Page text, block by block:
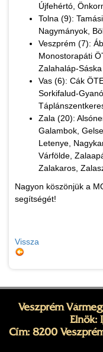
Újfehértó,
Tolna (9):
Nagymányok,
Veszprém (7):
Monostorapáti
Zalahaláp-
Vas (6): Cák
Sorkifalud-
Zala (20):
Galambok,
Letenye,
Várfölde,
Zalakaros,
Nagyon köszönjük a
segítségét!
Vissza
Veszprém
Elnök:
Cím: 8200